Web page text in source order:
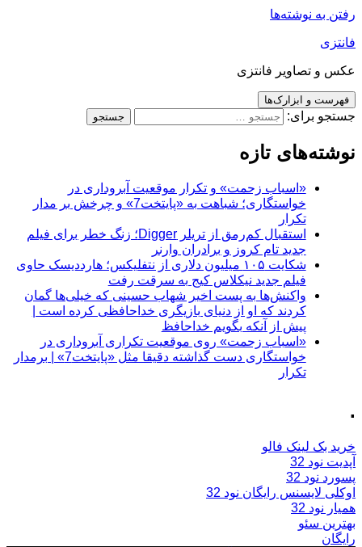
رفتن به نوشته‌ها
فانتزی
عکس و تصاویر فانتزی
فهرست و ابزارک‌ها
جستجو برای:
نوشته‌های تازه
«اسباب زحمت» و تکرار موقعیت آبروداری در
خواستگاری؛ شباهت به «پایتخت7» و چرخش بر مدار
تکرار
استقبال کم‌رمق از تریلر Digger؛ زنگ خطر برای فیلم
جدید تام کروز و برادران وارنر
شکایت ۱۰۵ میلیون دلاری از نتفلیکس؛ هارددیسک حاوی
فیلم جدید نیکلاس کیج به سرقت رفت
واکنش‌ها به پست اخیر شهاب حسینی که خیلی‌ها گمان
کردند که او از دنیای بازیگری خداحافظی کرده است |
پیش از آنکه بگویم خداحافظ
«اسباب زحمت» روی موقعیت تکراری آبروداری در
خواستگاری دست گذاشته دقیقا مثل «پایتخت7» | برمدار
تکرار
.
خرید بک لینک فالو
آپدیت نود 32
پسورد نود 32
اوکلی لایسنس رایگان نود 32
همیار نود 32
بهترین سئو
رایگان